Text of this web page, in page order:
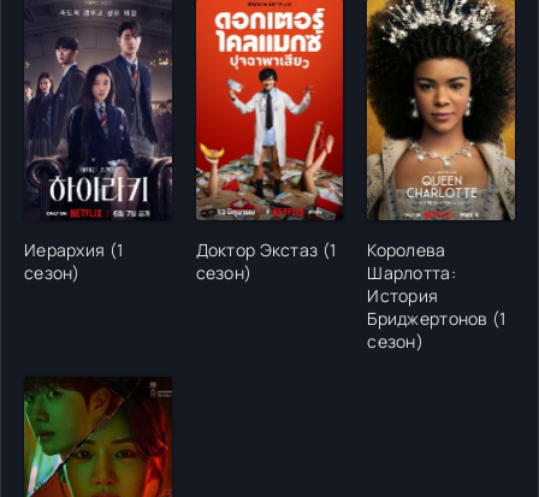
Иерархия (1
сезон)
Доктор Экстаз (1
сезон)
Королева
Шарлотта:
История
Бриджертонов (1
сезон)